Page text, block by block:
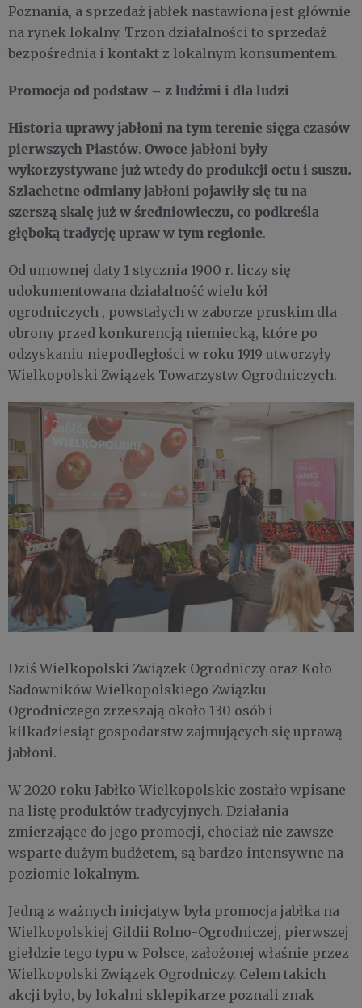
Poznania, a sprzedaż jabłek nastawiona jest głównie
na rynek lokalny. Trzon działalności to sprzedaż
bezpośrednia i kontakt z lokalnym konsumentem.
Promocja od podstaw – z ludźmi i dla ludzi
Historia uprawy jabłoni na tym terenie sięga czasów
pierwszych Piastów. Owoce jabłoni były
wykorzystywane już wtedy do produkcji octu i suszu.
Szlachetne odmiany jabłoni pojawiły się tu na
szerszą skalę już w średniowieczu, co podkreśla
głęboką tradycję upraw w tym regionie.
Od umownej daty 1 stycznia 1900 r. liczy się
udokumentowana działalność wielu kół
ogrodniczych , powstałych w zaborze pruskim dla
obrony przed konkurencją niemiecką, które po
odzyskaniu niepodległości w roku 1919 utworzyły
Wielkopolski Związek Towarzystw Ogrodniczych.
Dziś Wielkopolski Związek Ogrodniczy oraz Koło
Sadowników Wielkopolskiego Związku
Ogrodniczego zrzeszają około 130 osób i
kilkadziesiąt gospodarstw zajmujących się uprawą
jabłoni.
W 2020 roku Jabłko Wielkopolskie zostało wpisane
na listę produktów tradycyjnych. Działania
zmierzające do jego promocji, chociaż nie zawsze
wsparte dużym budżetem, są bardzo intensywne na
poziomie lokalnym.
Jedną z ważnych inicjatyw była promocja jabłka na
Wielkopolskiej Gildii Rolno-Ogrodniczej, pierwszej
giełdzie tego typu w Polsce, założonej właśnie przez
Wielkopolski Związek Ogrodniczy. Celem takich
akcji było, by lokalni sklepikarze poznali znak